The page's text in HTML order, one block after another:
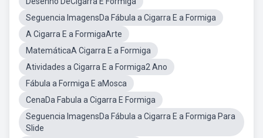
Seguencia ImagensDa Fábula a Cigarra E a Formiga
A Cigarra E a FormigaArte
MatemáticaA Cigarra E a Formiga
Atividades a Cigarra E a Formiga2 Ano
Fábula a Formiga E aMosca
CenaDa Fabula a Cigarra E Formiga
Seguencia ImagensDa Fábula a Cigarra E a Formiga Para
Slide